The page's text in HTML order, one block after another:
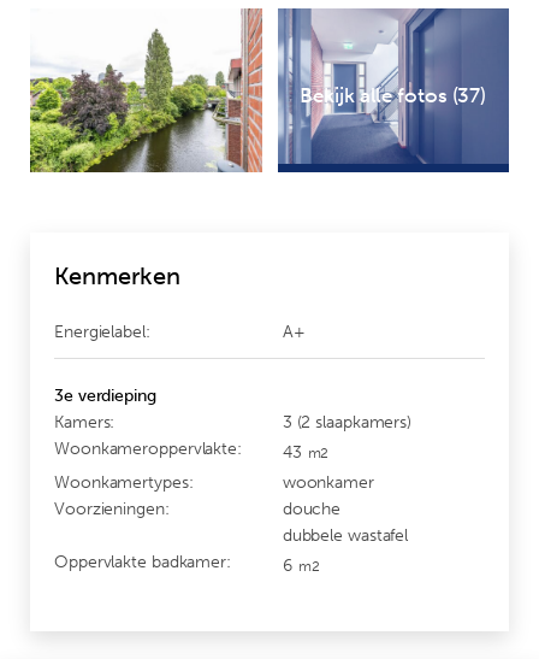
Bekijk alle fotos (37)
Kenmerken
Energielabel: A+
3e verdieping
Kamers:
3 (2 slaapkamers)
Woonkameroppervlakte:
43 m2
Woonkamertypes:
woonkamer
Voorzieningen:
douche
dubbele wastafel
Oppervlakte badkamer:
6 m2